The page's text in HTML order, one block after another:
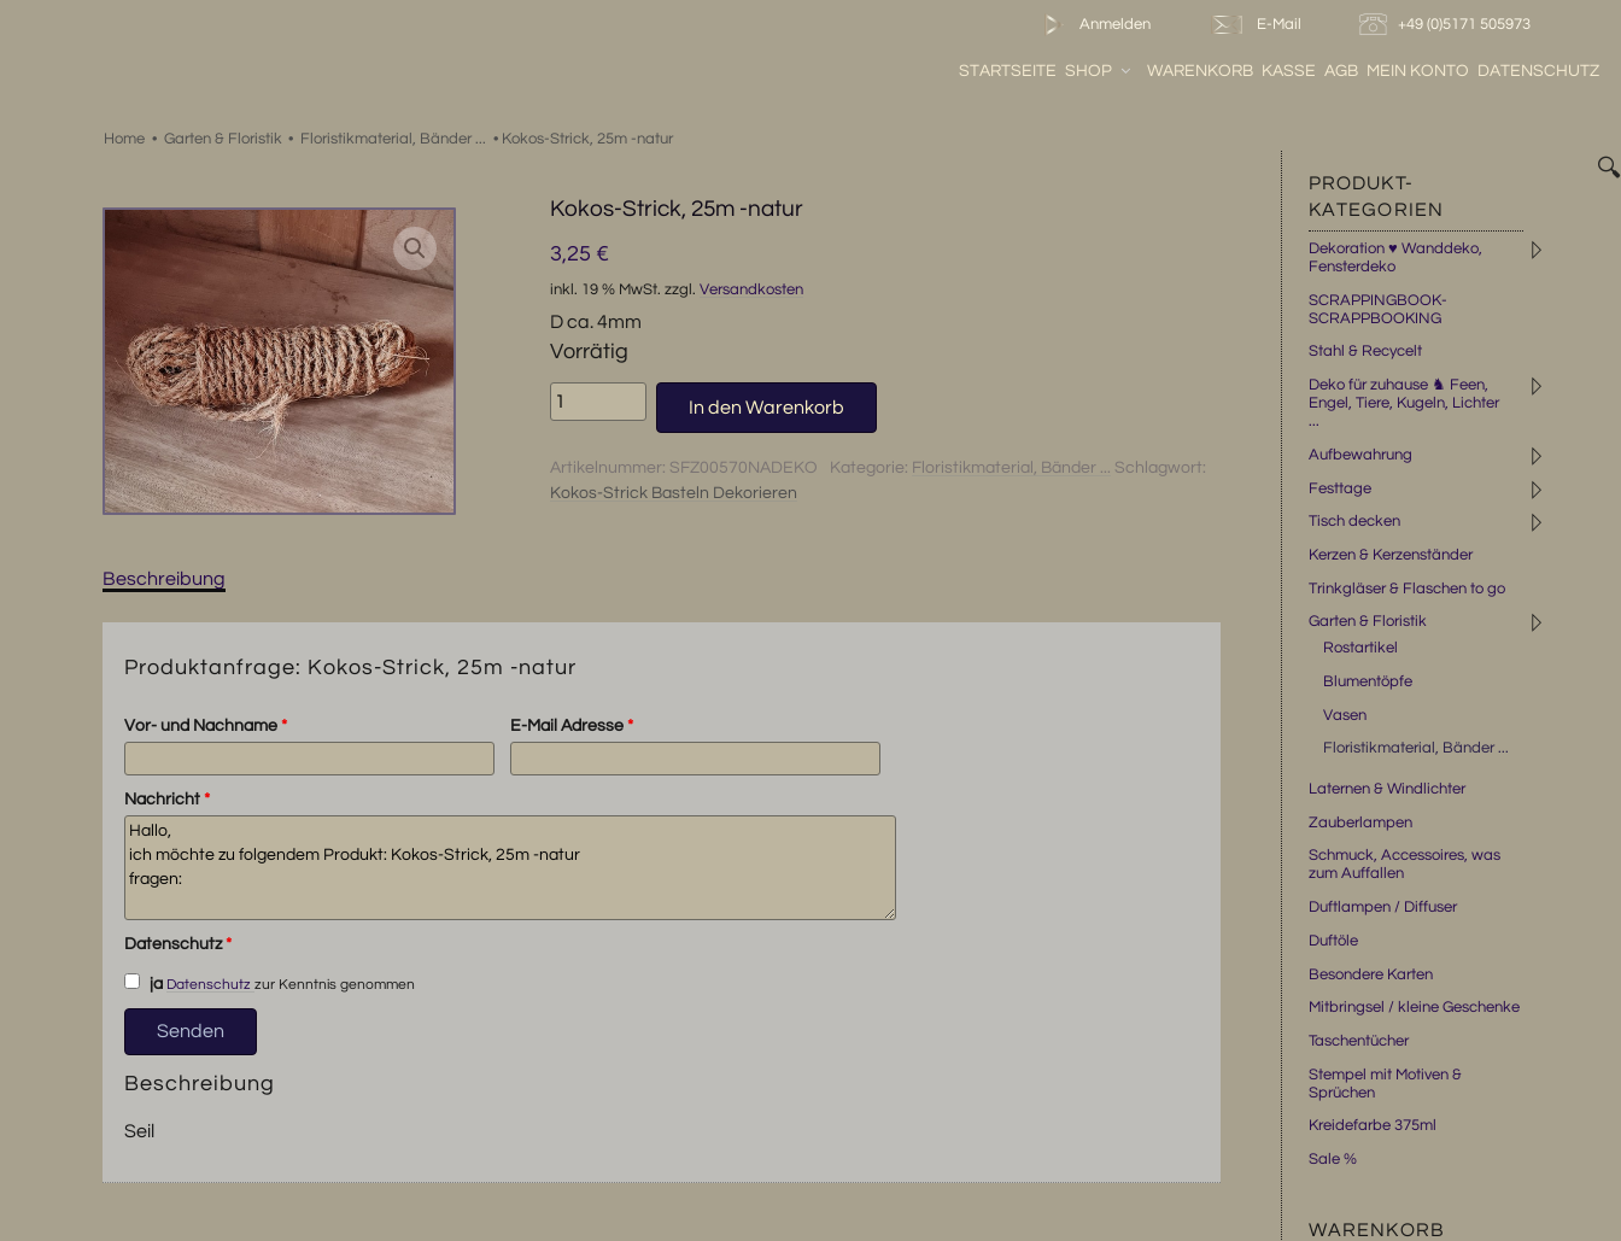
Anmelden E-Mail +49 (0)5171 505973
STARTSEITE SHOP WARENKORB KASSE AGB MEIN KONTO DATENSCHUTZ
Home • Garten & Floristik • Floristikmaterial, Bänder ... • Kokos-Strick, 25m -natur
🔍
Kokos-Strick, 25m -natur
3,25 €
inkl. 19 % MwSt. zzgl. Versandkosten
D ca. 4mm
Vorrätig
Kokos-
Strick,
-
natur
In den Warenkorb
Artikelnummer: SFZ00570NADEKO Kategorie: Floristikmaterial, Bänder ... Schlagwort:
Kokos-Strick Basteln Dekorieren
Beschreibung
Produktanfrage: Kokos-Strick, 25m -natur
Vor- und Nachname* E-Mail Adresse*
Nachricht*
Datenschutz*
ja Datenschutzzur Kenntnis genommen
Beschreibung
Seil
PRODUKT-
KATEGORIEN
◹
Dekoration ♥ Wanddeko,
Fensterdeko
SCRAPPINGBOOK-
SCRAPPBOOKING
Stahl & Recycelt
◹
Deko für zuhause ♞ Feen,
Engel, Tiere, Kugeln, Lichter
...
◹
Aufbewahrung
◹
Festtage
◹
Tisch decken
Kerzen & Kerzenständer
Trinkgläser & Flaschen to go
◹
Garten & Floristik
Rostartikel
Blumentöpfe
Vasen
Floristikmaterial, Bänder ...
Laternen & Windlichter
Zauberlampen
Schmuck, Accessoires, was
zum Auffallen
Duftlampen / Diffuser
Duftöle
Besondere Karten
Mitbringsel / kleine Geschenke
Taschentücher
Stempel mit Motiven &
Sprüchen
Kreidefarbe 375ml
Sale %
WARENKORB